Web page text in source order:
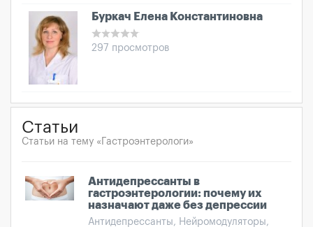
Буркач Елена Константиновна
297 просмотров
Статьи
Статьи на тему «Гастроэнтерологи»
Антидепрессанты в
гастроэнтерологии: почему их
назначают даже без депрессии
Антидепрессанты, Нейромодуляторы,